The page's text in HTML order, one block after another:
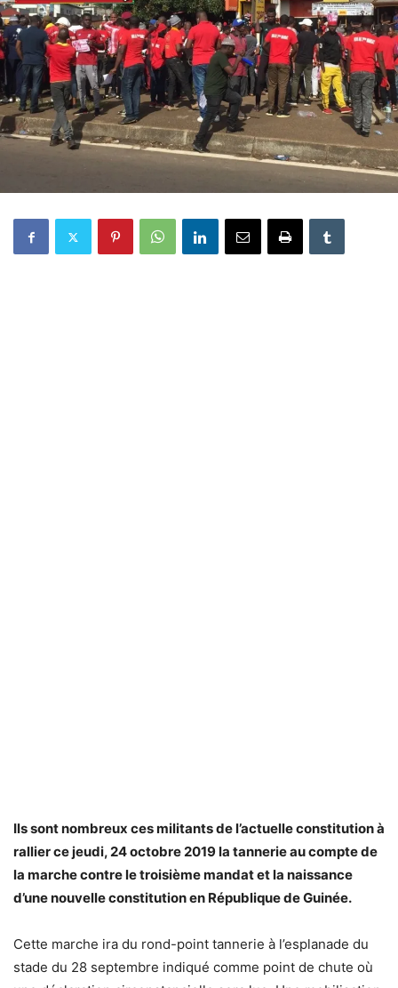
Ils sont nombreux ces militants de l’actuelle constitution à
rallier ce jeudi, 24 octobre 2019 la tannerie au compte de
la marche contre le troisième mandat et la naissance
d’une nouvelle constitution en République de Guinée.
Cette marche ira du rond-point tannerie à l’esplanade du
stade du 28 septembre indiqué comme point de chute où